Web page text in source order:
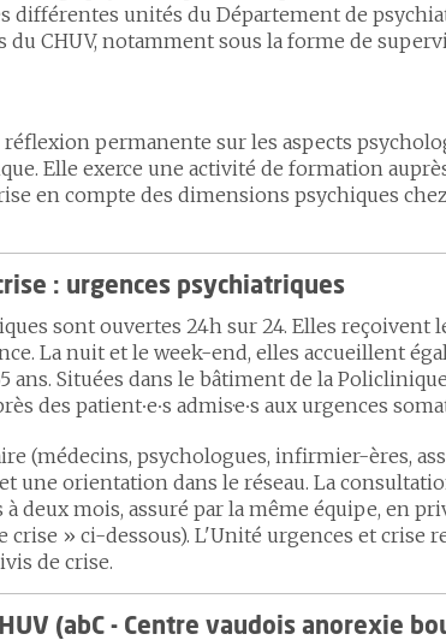
différentes unités du Département de
du CHUV, notamment sous la forme de
permanente sur les aspects
Elle exerce une activité de formation
en compte des dimensions psychiques
: urgences psychiatriques
sont ouvertes 24h sur 24. Elles reçoivent
La nuit et le week-end, elles accueillent
ans. Situées dans le bâtiment de la
des patient∙e∙s admis·e∙s aux urgences
(médecins, psychologues, infirmier-ères,
une orientation dans le réseau. La
à deux mois, assuré par la même équipe, en
crise » ci-dessous). L'Unité urgences et crise
de crise.
(abC - Centre vaudois anorexie